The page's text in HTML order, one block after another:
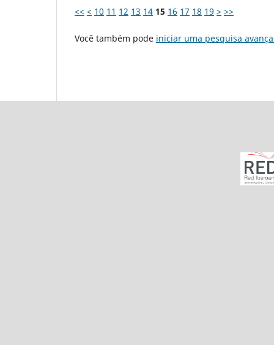
<< < 10 11 12 13 14 15 16 17 18 19 > >>
Você também pode iniciar uma pesquisa